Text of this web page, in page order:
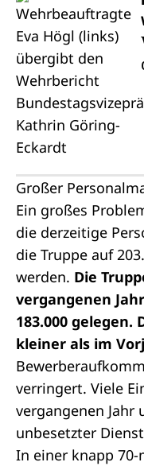
Großer
Ein großes
die derzeitige
die Truppe auf
werden. Die
vergangenen
183.000 gelegen.
kleiner als im
verringert. Viele
vergangenen Jahr
unbesetzter
In einer knapp